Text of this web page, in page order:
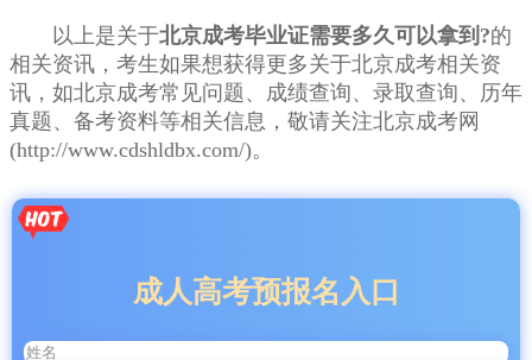
以上是关于北京成考毕业证需要多久可以拿到?的
相关资讯，考生如果想获得更多关于北京成考相关资
讯，如北京成考常见问题、成绩查询、录取查询、历年
真题、备考资料等相关信息，敬请关注北京成考网
(http://www.cdshldbx.com/)。
成人高考预报名入口